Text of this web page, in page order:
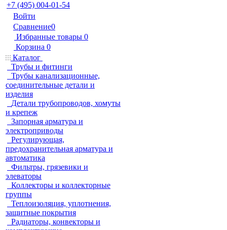
+7 (495) 004-01-54
Войти
Сравнение0
Избранные товары 0
Корзина 0
Каталог
Трубы и фитинги
Трубы канализационные,
соединительные детали и
изделия
Детали трубопроводов, хомуты
и крепеж
Запорная арматура и
электроприводы
Регулирующая,
предохранительная арматура и
автоматика
Фильтры, грязевики и
элеваторы
Коллекторы и коллекторные
группы
Теплоизоляция, уплотнения,
защитные покрытия
Радиаторы, конвекторы и